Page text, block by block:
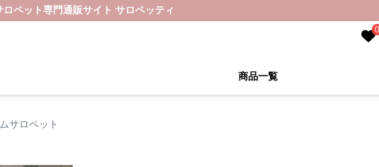
ロペット専門通販サイト サロペッティ
0
商品一覧
サロペット